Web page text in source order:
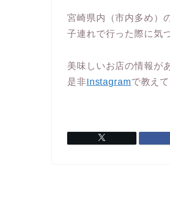
宮崎県内（市内多め）
子連れで行った際に気
美味しいお店の情報が
是非Instagramで教え